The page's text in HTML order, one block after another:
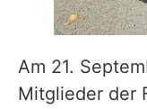
Am 21.
Mitglieder der